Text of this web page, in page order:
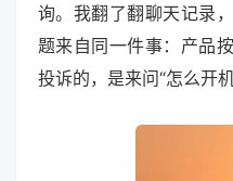
询。我翻了翻聊天记录
题来自同一件事：产品
投诉的，是来问“怎么开机